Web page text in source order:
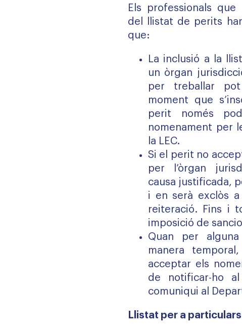
Els professionals
del llistat de perits
que:
La inclusió a la
un òrgan
per treballar
moment que
perit només
nomenament per
la LEC.
Si el perit no
per l’òrgan
causa justificada,
i en serà exclòs
reiteració. Fins i
imposició de
Quan per
manera
acceptar els
de notificar-ho
comuniqui al
Llistat per a particulars